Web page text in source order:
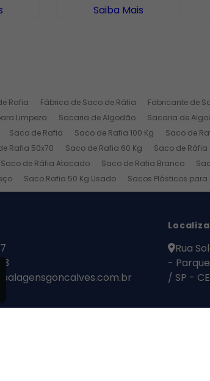
Saiba Mais
Rafia Fábrica de Saco de Ráfia
Fabricante de
Limpeza Sacaria de Algodão
Sacaria de
Saco de Rafia Saco de Rafia 100 Kg
Saco de
Rafia 50x70 Saco de Rafia 60 Kg
Saco de Ráfia
Saco de Ráfia Atacado Saco de Rafia Branco
Saco Rafia 50 Kg Usado
Sacos Plásticos
Industrial Trapo Industrial Pano Industrial
Rua
-
/ SP -